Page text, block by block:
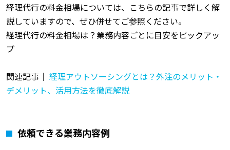
経理代行の料金相場については、こちらの記事で詳しく解
説していますので、ぜひ併せてご参照ください。
経理代行の料金相場は？業務内容ごとに目安をピックアッ
プ
関連記事｜ 経理アウトソーシングとは？外注のメリット・
デメリット、活用方法を徹底解説
依頼できる業務内容例